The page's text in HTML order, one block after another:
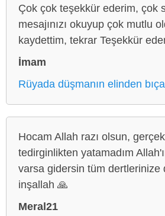
Çok çok teşekkür ederim, çok
mesajınızı okuyup çok mutlu
kaydettim, tekrar Teşekkür
İmam
Rüyada düşmanın elinden
Hocam Allah razı olsun,
tedirginlikten yatamadım
varsa gidersin tüm dertlerinize
inşallah 🙏
Meral21